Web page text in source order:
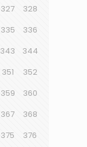
327
328
335
336
343
344
351
352
359
360
367
368
375 376